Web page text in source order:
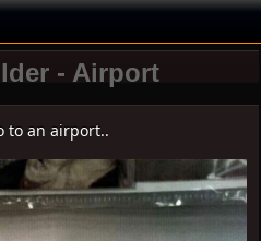
- Airport
to an airport..